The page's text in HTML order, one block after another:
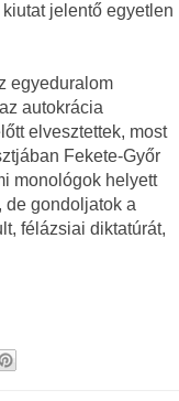
jelentő egyetlen
egyeduralom
autokrácia
elvesztettek, most
Fekete-Győr
monológok helyett
de gondoljatok a
félázsiai diktatúrát,